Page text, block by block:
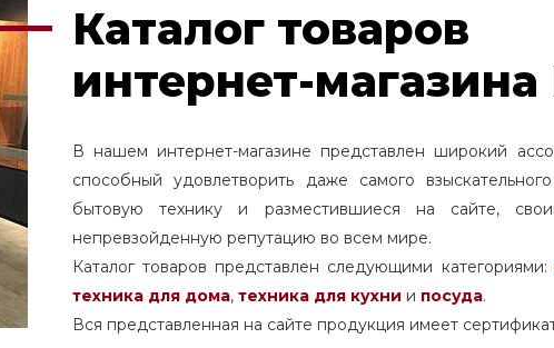
Каталог товаров
интернет-магазина
В нашем интернет-магазине представлен широкий
способный удовлетворить даже самого
бытовую технику и разместившиеся на сайте,
непревзойденную репутацию во всем мире.
Каталог товаров представлен следующими категориями:
техника для дома, техника для кухни и посуда.
Вся представленная на сайте продукция имеет